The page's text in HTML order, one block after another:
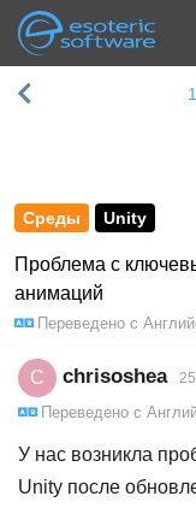
Esoteric
Navigation
ГЛАВНАЯ
КОНТАКТЫ
Среды Unity
Проблема с
анимаций
Переведено с
C chrisoshea
Переведено с
У нас возникла
Unity после